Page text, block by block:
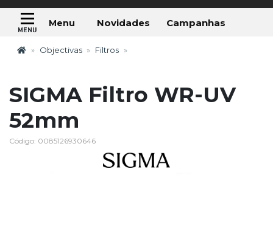
Menu Novidades Campanhas
Objectivas Filtros
SIGMA Filtro WR-UV
52mm
Código: 0085126930646